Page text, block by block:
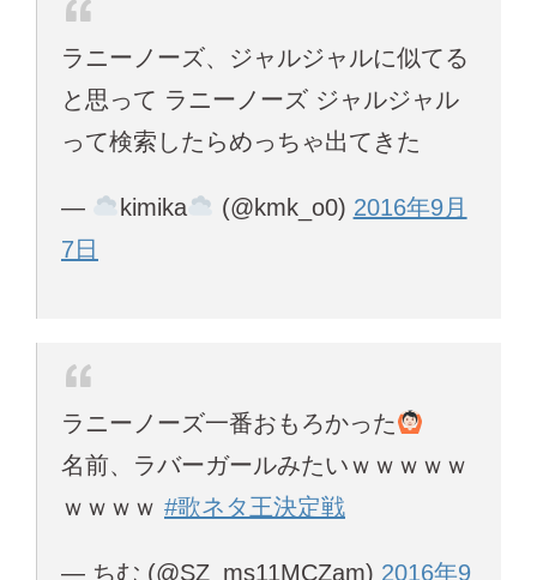
ラニーノーズ、ジャルジャルに似てる
と思って ラニーノーズ ジャルジャル
って検索したらめっちゃ出てきた
— kimika (@kmk_o0) 2016年9月
7日
ラニーノーズ一番おもろかった
名前、ラバーガールみたいｗｗｗｗｗ
ｗｗｗｗ #歌ネタ王決定戦
— ちむ (@SZ_ms11MCZam) 2016年9